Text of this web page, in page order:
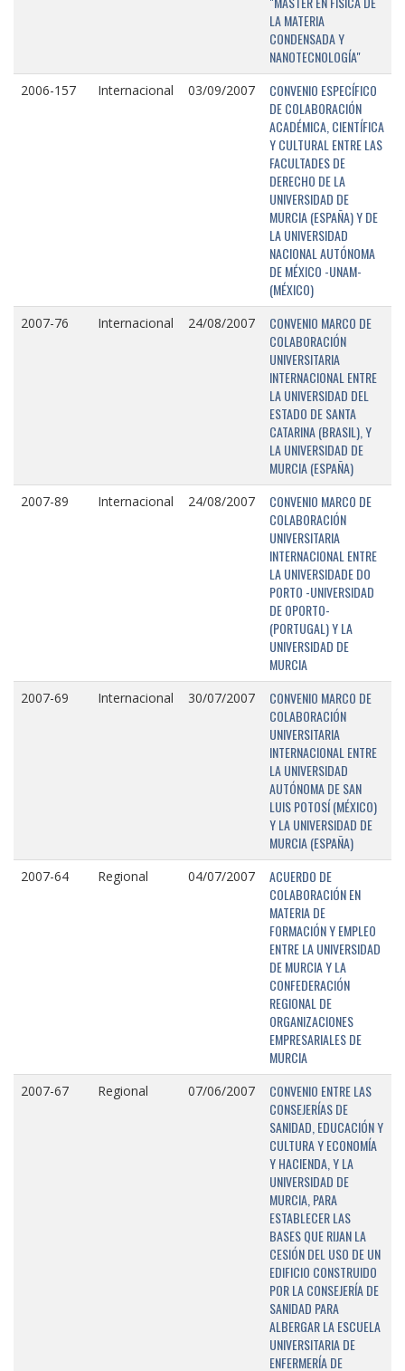
LA MATERIA
CONDENSADA Y
NANOTECNOLOGÍA"
2006-157 Internacional 03/09/2007
CONVENIO ESPECÍFICO
DE COLABORACIÓN
ACADÉMICA, CIENTÍFICA
Y CULTURAL ENTRE LAS
FACULTADES DE
DERECHO DE LA
UNIVERSIDAD DE
MURCIA (ESPAÑA) Y DE
LA UNIVERSIDAD
NACIONAL AUTÓNOMA
DE MÉXICO -UNAM-
(MÉXICO)
2007-76 Internacional 24/08/2007
CONVENIO MARCO DE
COLABORACIÓN
UNIVERSITARIA
INTERNACIONAL ENTRE
LA UNIVERSIDAD DEL
ESTADO DE SANTA
CATARINA (BRASIL), Y
LA UNIVERSIDAD DE
MURCIA (ESPAÑA)
2007-89 Internacional 24/08/2007
CONVENIO MARCO DE
COLABORACIÓN
UNIVERSITARIA
INTERNACIONAL ENTRE
LA UNIVERSIDADE DO
PORTO -UNIVERSIDAD
DE OPORTO-
(PORTUGAL) Y LA
UNIVERSIDAD DE
MURCIA
2007-69 Internacional 30/07/2007
CONVENIO MARCO DE
COLABORACIÓN
UNIVERSITARIA
INTERNACIONAL ENTRE
LA UNIVERSIDAD
AUTÓNOMA DE SAN
LUIS POTOSÍ (MÉXICO)
Y LA UNIVERSIDAD DE
MURCIA (ESPAÑA)
2007-64 Regional 04/07/2007
ACUERDO DE
COLABORACIÓN EN
MATERIA DE
FORMACIÓN Y EMPLEO
ENTRE LA UNIVERSIDAD
DE MURCIA Y LA
CONFEDERACIÓN
REGIONAL DE
ORGANIZACIONES
EMPRESARIALES DE
MURCIA
2007-67 Regional 07/06/2007
CONVENIO ENTRE LAS
CONSEJERÍAS DE
SANIDAD, EDUCACIÓN Y
CULTURA Y ECONOMÍA
Y HACIENDA, Y LA
UNIVERSIDAD DE
MURCIA, PARA
ESTABLECER LAS
BASES QUE RIJAN LA
CESIÓN DEL USO DE UN
EDIFICIO CONSTRUIDO
POR LA CONSEJERÍA DE
SANIDAD PARA
ALBERGAR LA ESCUELA
UNIVERSITARIA DE
ENFERMERÍA DE